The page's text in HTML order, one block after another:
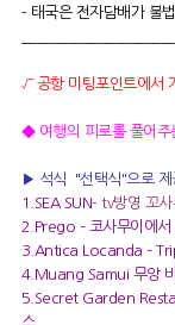
- 태국은 전자담배가 불
√ 공항 미팅포인트에서
◆ 여행의 피로를 풀어
▶ 석식 "선택식"으로
1.SEA SUN- tv방영 꼬
2.Prego – 코사무이에
3.Antica Locanda –
4.Muang Samui 무앙
5.Secret Garden
스